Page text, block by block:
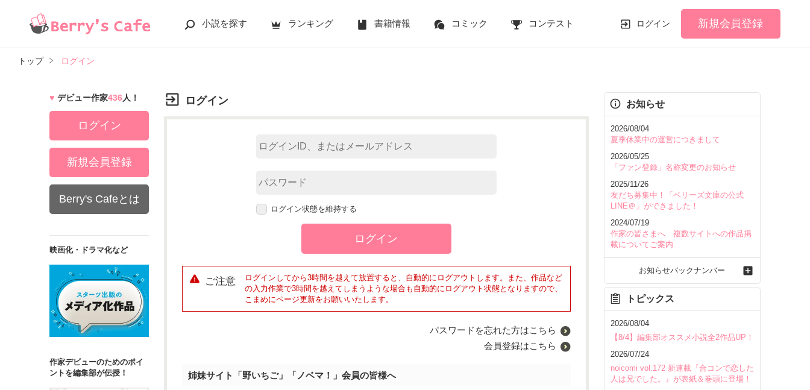
小説を探す ランキング 書籍情報 コミック コンテスト ログイン 新規会員登録
トップ ログイン
ログイン
ログイン状態を維持する
ご注意
ログインしてから3時間を越えて放置すると、自動的にログアウトします。また、作品など
の入力作業で3時間を越えてしまうような場合も自動的にログアウト状態となりますので、
こまめにページ更新をお願いいたします。
パスワードを忘れた方はこちら
会員登録はこちら
姉妹サイト「野いちご」「ノベマ！」会員の皆様へ
デビュー作家436人！
ログイン
新規会員登録
Berry's Cafeとは
映画化・ドラマ化など
作家デビューのためのポイ
ントを編集部が伝授！
お知らせ
2026/08/04
夏季休業中の運営につきまして
2026/05/25
「ファン登録」名称変更のお知らせ
2025/11/26
友だち募集中！「ベリーズ文庫の公式
LINE＠」ができました！
2024/07/19
作家の皆さまへ 複数サイトへの作品掲
載についてご案内
お知らせバックナンバー
トピックス
2026/08/04
【8/4】編集部オススメ小説全2作品UP！
2026/07/24
noicomi vol.172 新連載『合コンで恋した
人は兄でした。』が表紙＆巻頭に登場！